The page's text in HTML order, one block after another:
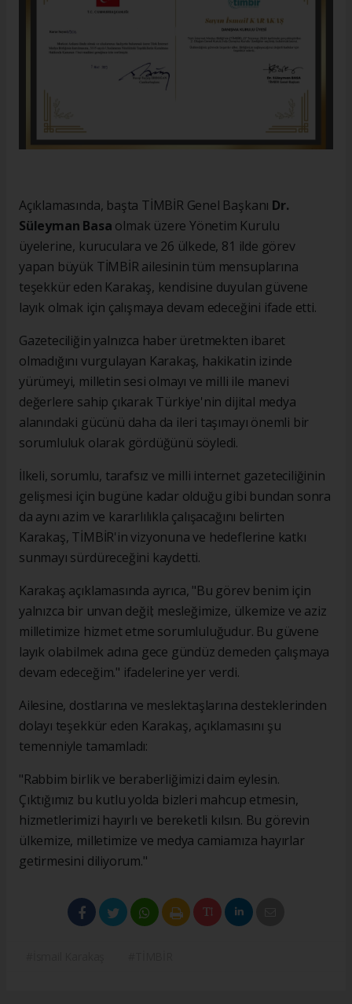
Açıklamasında, başta TİMBİR Genel Başkanı Dr.
Süleyman Basa olmak üzere Yönetim Kurulu
üyelerine, kuruculara ve 26 ülkede, 81 ilde görev
yapan büyük TİMBİR ailesinin tüm mensuplarına
teşekkür eden Karakaş, kendisine duyulan güvene
layık olmak için çalışmaya devam edeceğini ifade etti.
Gazeteciliğin yalnızca haber üretmekten ibaret
olmadığını vurgulayan Karakaş, hakikatin izinde
yürümeyi, milletin sesi olmayı ve milli ile manevi
değerlere sahip çıkarak Türkiye'nin dijital medya
alanındaki gücünü daha da ileri taşımayı önemli bir
sorumluluk olarak gördüğünü söyledi.
İlkeli, sorumlu, tarafsız ve milli internet gazeteciliğinin
gelişmesi için bugüne kadar olduğu gibi bundan sonra
da aynı azim ve kararlılıkla çalışacağını belirten
Karakaş, TİMBİR'in vizyonuna ve hedeflerine katkı
sunmayı sürdüreceğini kaydetti.
Karakaş açıklamasında ayrıca, "Bu görev benim için
yalnızca bir unvan değil; mesleğimize, ülkemize ve aziz
milletimize hizmet etme sorumluluğudur. Bu güvene
layık olabilmek adına gece gündüz demeden çalışmaya
devam edeceğim." ifadelerine yer verdi.
Ailesine, dostlarına ve meslektaşlarına desteklerinden
dolayı teşekkür eden Karakaş, açıklamasını şu
temenniyle tamamladı:
"Rabbim birlik ve beraberliğimizi daim eylesin.
Çıktığımız bu kutlu yolda bizleri mahcup etmesin,
hizmetlerimizi hayırlı ve bereketli kılsın. Bu görevin
ülkemize, milletimize ve medya camiamıza hayırlar
getirmesini diliyorum."